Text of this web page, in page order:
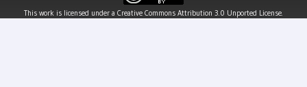
This work is licensed under a Creative Commons Attribution 3.0 Unported License.